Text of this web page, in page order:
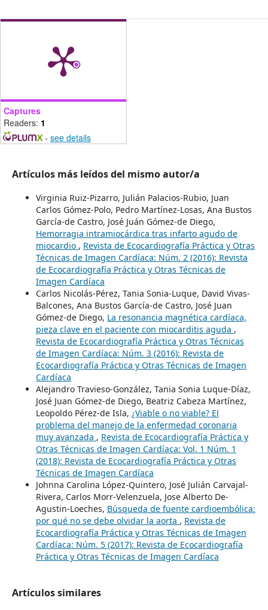
Captures
Readers: 1
- see details
Artículos más leídos del mismo autor/a
Virginia Ruiz-Pizarro, Julián Palacios-Rubio, Juan
Carlos Gómez-Polo, Pedro Martínez-Losas, Ana Bustos
García-de Castro, José Juán Gómez-de Diego,
Hemorragia intramiocárdica tras infarto agudo de
miocardio , Revista de Ecocardiografía Práctica y Otras
Técnicas de Imagen Cardíaca: Núm. 2 (2016): Revista
de Ecocardiografía Práctica y Otras Técnicas de
Imagen Cardíaca
Carlos Nicolás-Pérez, Tania Sonia-Luque, David Vivas-
Balcones, Ana Bustos García-de Castro, José Juan
Gómez-de Diego, La resonancia magnética cardíaca,
pieza clave en el paciente con miocarditis aguda ,
Revista de Ecocardiografía Práctica y Otras Técnicas
de Imagen Cardíaca: Núm. 3 (2016): Revista de
Ecocardiografía Práctica y Otras Técnicas de Imagen
Cardíaca
Alejandro Travieso-González, Tania Sonia Luque-Díaz,
José Juan Gómez-de Diego, Beatriz Cabeza Martínez,
Leopoldo Pérez-de Isla, ¿Viable o no viable? El
problema del manejo de la enfermedad coronaria
muy avanzada , Revista de Ecocardiografía Práctica y
Otras Técnicas de Imagen Cardíaca: Vol. 1 Núm. 1
(2018): Revista de Ecocardiografía Práctica y Otras
Técnicas de Imagen Cardíaca
Johnna Carolina López-Quintero, José Julián Carvajal-
Rivera, Carlos Morr-Velenzuela, Jose Alberto De-
Agustin-Loeches, Búsqueda de fuente cardioembólica:
por qué no se debe olvidar la aorta , Revista de
Ecocardiografía Práctica y Otras Técnicas de Imagen
Cardíaca: Núm. 5 (2017): Revista de Ecocardiografía
Práctica y Otras Técnicas de Imagen Cardíaca
Artículos similares